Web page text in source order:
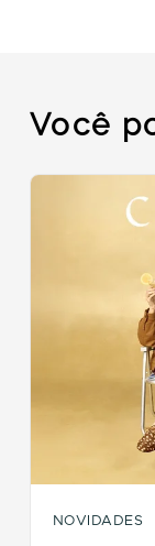
Você
NOVIDADES